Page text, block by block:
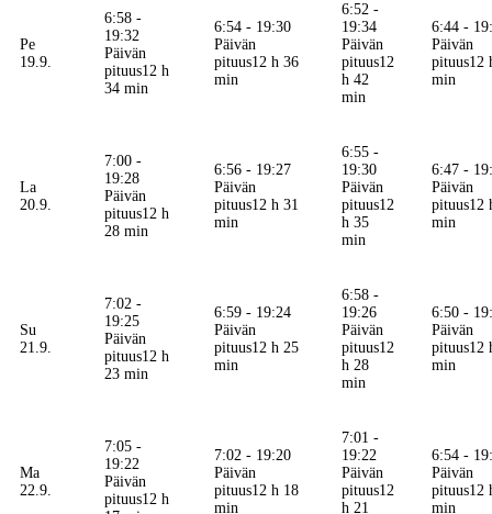
Pe
19.9.
6:58 -
19:32
Päivän
pituus12 h
34 min
6:54 - 19:30
Päivän
pituus12 h 36
min
6:52 -
19:34
Päivän
pituus12
h 42
min
6:44 -
Päivän
pituus12
min
La
20.9.
7:00 -
19:28
Päivän
pituus12 h
28 min
6:56 - 19:27
Päivän
pituus12 h 31
min
6:55 -
19:30
Päivän
pituus12
h 35
min
6:47 -
Päivän
pituus12
min
Su
21.9.
7:02 -
19:25
Päivän
pituus12 h
23 min
6:59 - 19:24
Päivän
pituus12 h 25
min
6:58 -
19:26
Päivän
pituus12
h 28
min
6:50 -
Päivän
pituus12
min
Ma
22.9.
7:05 -
19:22
Päivän
pituus12 h
7:02 - 19:20
Päivän
pituus12 h 18
min
7:01 -
19:22
Päivän
pituus12
h 21
6:54 -
Päivän
pituus12
min